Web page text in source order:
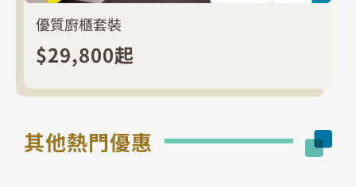
優質廚櫃套裝
$29,800起
其他熱門優惠